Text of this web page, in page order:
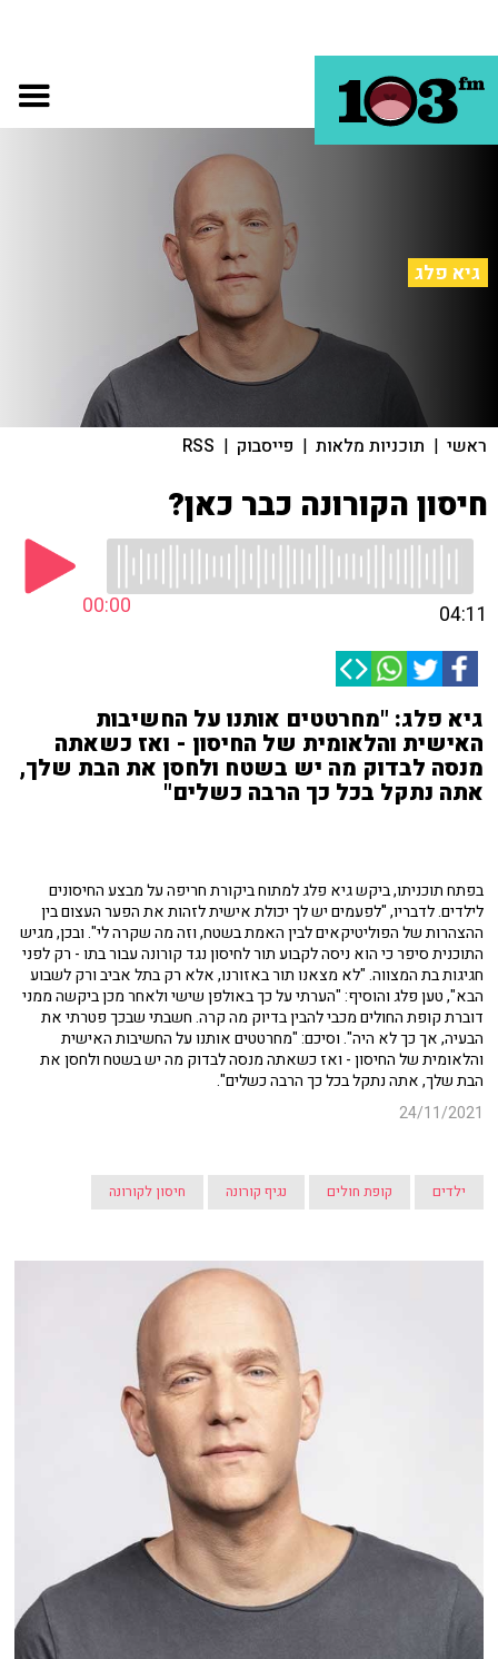
גיא פלג
ראשי | תוכניות מלאות | פייסבוק |
RSS
חיסון הקורונה כבר כאן?
00:00 04:11
גיא פלג: "מחרטטים אותנו על החשיבות
האישית והלאומית של החיסון - ואז כשאתה
מנסה לבדוק מה יש בשטח ולחסן את הבת שלך,
אתה נתקל בכל כך הרבה כשלים"
בפתח תוכניתו, ביקש גיא פלג למתוח ביקורת חריפה על מבצע החיסונים
לילדים. לדבריו, "לפעמים יש לך יכולת אישית לזהות את הפער העצום בין
ההצהרות של הפוליטיקאים לבין האמת בשטח, וזה מה שקרה לי". ובכן, מגיש
התוכנית סיפר כי הוא ניסה לקבוע תור לחיסון נגד קורונה עבור בתו - רק לפני
חגיגות בת המצווה. "לא מצאנו תור באזורנו, אלא רק בתל אביב ורק לשבוע
הבא", טען פלג והוסיף: "הערתי על כך באולפן שישי ולאחר מכן ביקשה ממני
דוברת קופת החולים מכבי להבין בדיוק מה קרה. חשבתי שבכך פטרתי את
הבעיה, אך כך לא היה". וסיכם: "מחרטטים אותנו על החשיבות האישית
והלאומית של החיסון - ואז כשאתה מנסה לבדוק מה יש בשטח ולחסן את
הבת שלך, אתה נתקל בכל כך הרבה כשלים".
24/11/2021
ילדים קופת חולים נגיף קורונה חיסון לקורונה